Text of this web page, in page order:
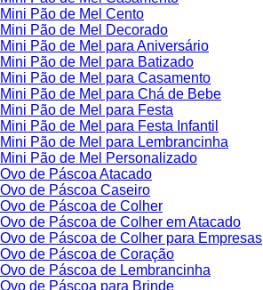
Mini Pão de Mel Cento
Mini Pão de Mel Decorado
Mini Pão de Mel para Aniversário
Mini Pão de Mel para Batizado
Mini Pão de Mel para Casamento
Mini Pão de Mel para Chá de Bebe
Mini Pão de Mel para Festa
Mini Pão de Mel para Festa Infantil
Mini Pão de Mel para Lembrancinha
Mini Pão de Mel Personalizado
Ovo de Páscoa Atacado
Ovo de Páscoa Caseiro
Ovo de Páscoa de Colher
Ovo de Páscoa de Colher em Atacado
Ovo de Páscoa de Colher para Empresas
Ovo de Páscoa de Coração
Ovo de Páscoa de Lembrancinha
Ovo de Páscoa para Brinde